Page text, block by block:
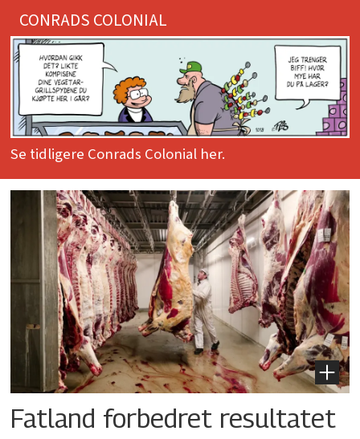
CONRADS COLONIAL
Se tidligere Conrads Colonial her.
Fatland forbedret resultatet